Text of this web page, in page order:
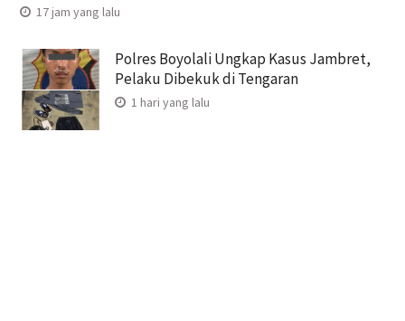
17 jam yang lalu
Polres Boyolali Ungkap Kasus Jambret,
Pelaku Dibekuk di Tengaran
1 hari yang lalu